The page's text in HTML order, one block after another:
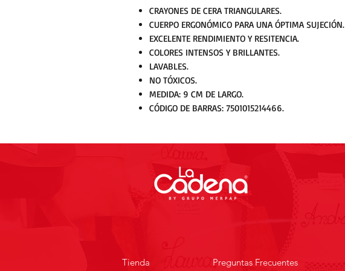
CRAYONES DE CERA TRIANGULARES.
CUERPO ERGONÓMICO PARA UNA ÓPTIMA SUJECIÓN.
EXCELENTE RENDIMIENTO Y RESITENCIA.
COLORES INTENSOS Y BRILLANTES.
LAVABLES.
NO TÓXICOS.
MEDIDA: 9 CM DE LARGO.
CÓDIGO DE BARRAS: 7501015214466.
Tienda Preguntas Frecuentes